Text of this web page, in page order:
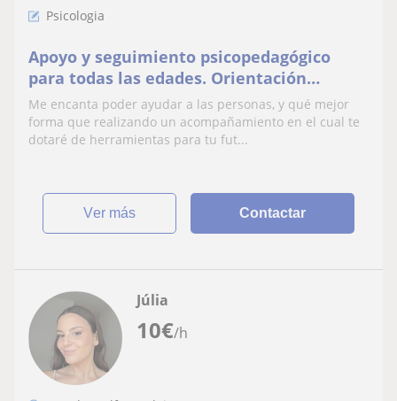
Psicologia
Apoyo y seguimiento psicopedagógico
para todas las edades. Orientación
personal, educativa y profesional.
Me encanta poder ayudar a las personas, y qué mejor
forma que realizando un acompañamiento en el cual te
dotaré de herramientas para tu fut...
ver más Contactar
10€/h
Júlia